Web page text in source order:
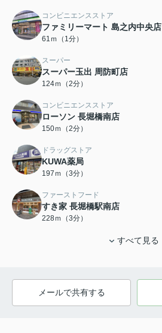
コンビニエンスストア
ファミリーマート 島之内中央店
61ｍ（1分）
スーパー
スーパー玉出 周防町店
124ｍ（2分）
コンビニエンスストア
ローソン 長堀橋南店
150ｍ（2分）
ドラッグストア
KUWA薬局
197ｍ（3分）
ファーストフード
すき家 長堀橋駅南店
228ｍ（3分）
すべて見る
メールで共有する